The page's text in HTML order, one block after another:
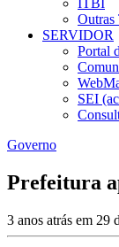
ITBI
Outras
SERVIDOR
Portal
SEI
Governo
Prefeitura
3 anos atrás em 29